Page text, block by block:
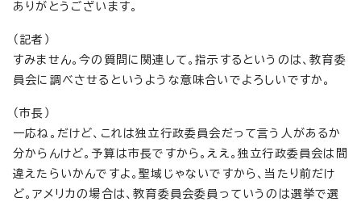
ありがとうございます。
（記者）
すみません。今の質問に関連して。指示するというのは、教育委
員会に調べさせるというような意味合いでよろしいですか。
（市長）
一応ね。だけど、これは独立行政委員会だって言う人があるか
分からんけど。予算は市長ですから。ええ。独立行政委員会は間
違えたらいかんですよ。聖域じゃないですから、当たり前だけ
ど。アメリカの場合は、教育委員会委員っていうのは選挙で選